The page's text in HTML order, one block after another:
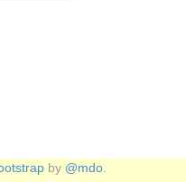
by @mdo